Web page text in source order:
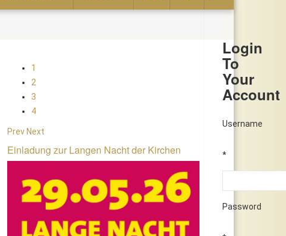
Login
To
Your
Account
Username
*
Password
1
2
3
4
Prev Next
Einladung zur Langen Nacht der Kirchen